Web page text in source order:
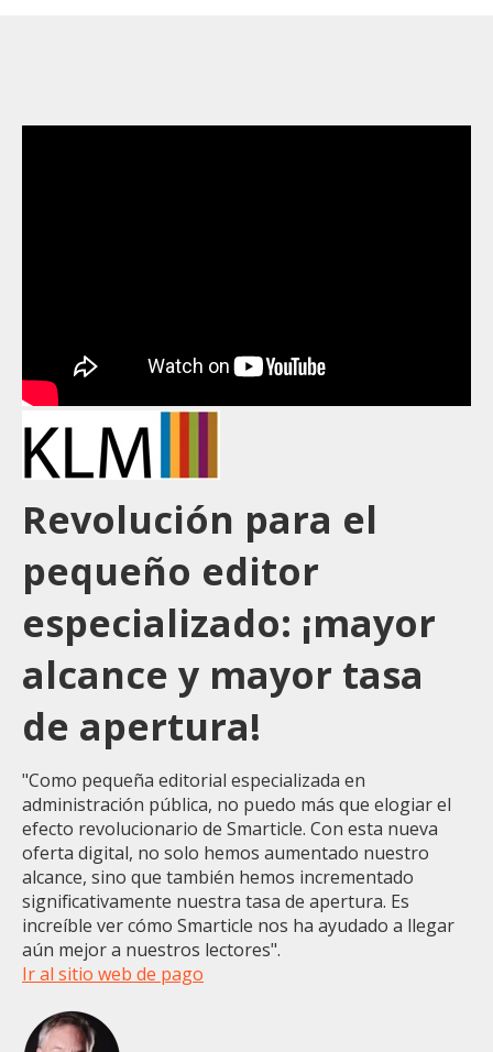
Revolución para el
pequeño editor
especializado: ¡mayor
alcance y mayor tasa
de apertura!
"Como pequeña editorial especializada en
administración pública, no puedo más que elogiar el
efecto revolucionario de Smarticle. Con esta nueva
oferta digital, no solo hemos aumentado nuestro
alcance, sino que también hemos incrementado
significativamente nuestra tasa de apertura. Es
increíble ver cómo Smarticle nos ha ayudado a llegar
aún mejor a nuestros lectores".
Ir al sitio web de pago